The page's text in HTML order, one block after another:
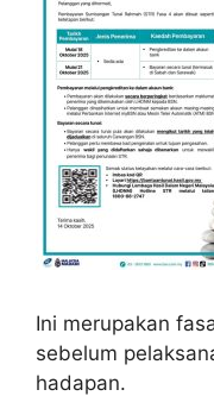
Ini merupakan
sebelum
hadapan.